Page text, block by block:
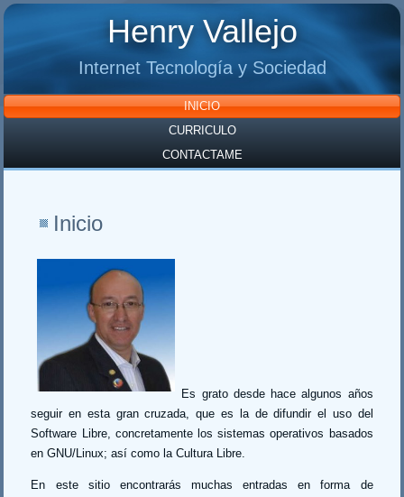
Henry Vallejo
Internet Tecnología y Sociedad
INICIO
CURRICULO
CONTACTAME
Inicio
Es grato desde hace algunos años
seguir en esta gran cruzada, que es la de difundir el uso del
Software Libre, concretamente los sistemas operativos basados
en GNU/Linux; así como la Cultura Libre.
En este sitio encontrarás muchas entradas en forma de